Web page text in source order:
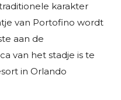
karakter
van Portofino wordt
aan de
van het stadje is te
in Orlando